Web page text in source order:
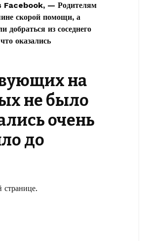
Facebook, — Родителям
скорой помощи, а
добраться из соседнего
оказались
на
не было
очень
до
странице.